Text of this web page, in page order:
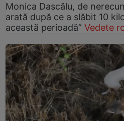
Monica Dascălu, de
arată după ce a slăbit 10
această perioadă” Vedete